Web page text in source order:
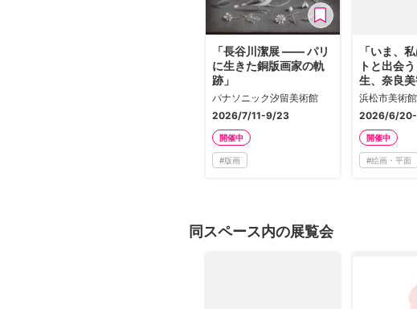
「長谷川潔展 ―― パリ
に生きた銅版画家の軌
跡」
パナソニック汐留美術館
2026/7/11-9/23
開催中
#版画
「いま、
トと出会
生、奈良
隆、アンデ
ホル、バン
浜松市美術館
2026/6/
開催中
#絵画・平面
同スペース内の展覧会